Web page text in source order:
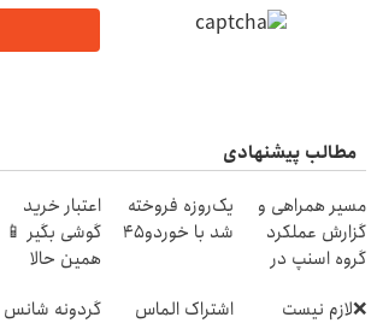
مطالب پیشنهادی
مسیر همراهی و
گزارش عملکرد
گروه اسنپ در
یک‌روزه فروخته
شد با خوردو45
اعتبار خرید
گوشی بگیر 📱
همین حالا
بده 🎯
❌لازم نیست
اشتراک الماس
گردونه شانس